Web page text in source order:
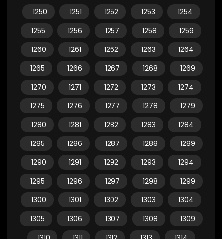
1250
1251 1252 1253
1254
1255
1256 1257 1258
1259
1260
1261 1262 1263
1264
1265
1266 1267 1268
1269
1270
1271 1272 1273
1274
1275
1276 1277 1278
1279
1280
1281 1282 1283
1284
1285
1286 1287 1288
1289
1290
1291 1292 1293
1294
1295
1296 1297 1298
1299
1300
1301 1302 1303
1304
1305
1306 1307 1308
1309